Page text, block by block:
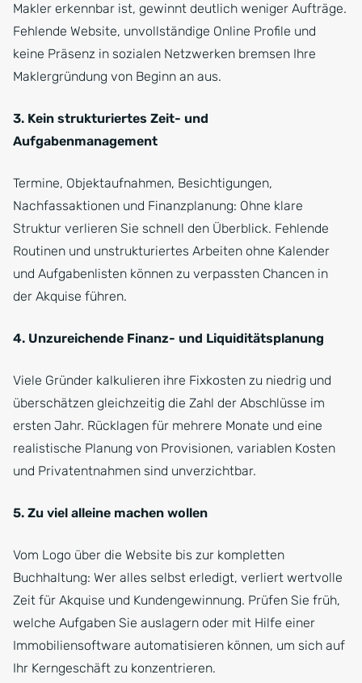
Makler erkennbar ist, gewinnt deutlich weniger Aufträge.
Fehlende Website, unvollständige Online Profile und
keine Präsenz in sozialen Netzwerken bremsen Ihre
Maklergründung von Beginn an aus.
3. Kein strukturiertes Zeit- und
Aufgabenmanagement
Termine, Objektaufnahmen, Besichtigungen,
Nachfassaktionen und Finanzplanung: Ohne klare
Struktur verlieren Sie schnell den Überblick. Fehlende
Routinen und unstrukturiertes Arbeiten ohne Kalender
und Aufgabenlisten können zu verpassten Chancen in
der Akquise führen.
4. Unzureichende Finanz- und Liquiditätsplanung
Viele Gründer kalkulieren ihre Fixkosten zu niedrig und
überschätzen gleichzeitig die Zahl der Abschlüsse im
ersten Jahr. Rücklagen für mehrere Monate und eine
realistische Planung von Provisionen, variablen Kosten
und Privatentnahmen sind unverzichtbar.
5. Zu viel alleine machen wollen
Vom Logo über die Website bis zur kompletten
Buchhaltung: Wer alles selbst erledigt, verliert wertvolle
Zeit für Akquise und Kundengewinnung. Prüfen Sie früh,
welche Aufgaben Sie auslagern oder mit Hilfe einer
Immobiliensoftware automatisieren können, um sich auf
Ihr Kerngeschäft zu konzentrieren.